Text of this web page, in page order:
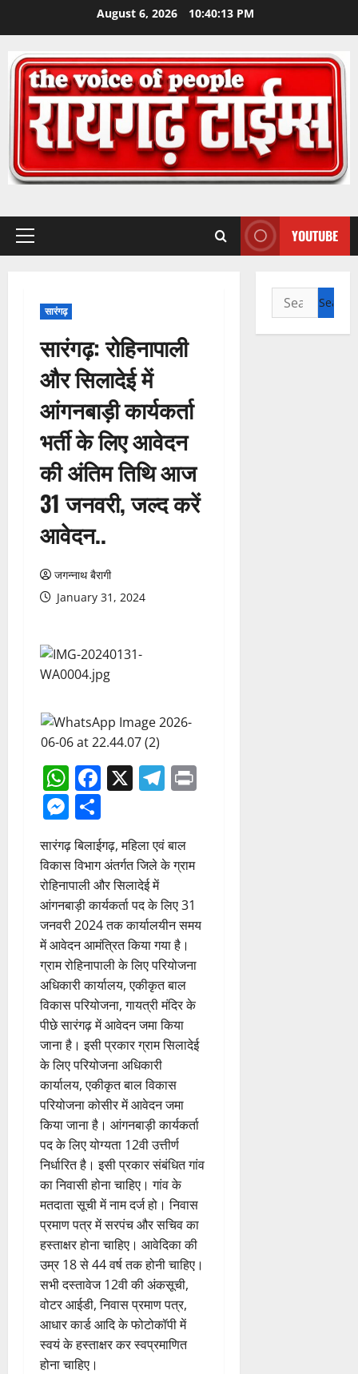
August 6, 2026 10:40:13 PM
Primary
YOUTUBE
सारंगढ़
सारंगढ़: रोहिनापाली
और सिलादेई में
आंगनबाड़ी कार्यकर्ता
भर्ती के लिए आवेदन
की अंतिम तिथि आज
31 जनवरी, जल्द करें
आवेदन..
जगन्नाथ बैरागी
January 31, 2024
WhatsApp
Facebook
X Telegram
Messenger
सारंगढ़ बिलाईगढ़, महिला एवं बाल
विकास विभाग अंतर्गत जिले के ग्राम
रोहिनापाली और सिलादेई में
आंगनबाड़ी कार्यकर्ता पद के लिए 31
जनवरी 2024 तक कार्यालयीन समय
में आवेदन आमंत्रित किया गया है।
ग्राम रोहिनापाली के लिए परियोजना
अधिकारी कार्यालय, एकीकृत बाल
विकास परियोजना, गायत्री मंदिर के
पीछे सारंगढ़ में आवेदन जमा किया
जाना है। इसी प्रकार ग्राम सिलादेई
के लिए परियोजना अधिकारी
कार्यालय, एकीकृत बाल विकास
परियोजना कोसीर में आवेदन जमा
किया जाना है। आंगनबाड़ी कार्यकर्ता
पद के लिए योग्यता 12वी उत्तीर्ण
निर्धारित है। इसी प्रकार संबंधित गांव
का निवासी होना चाहिए। गांव के
मतदाता सूची में नाम दर्ज हो। निवास
प्रमाण पत्र में सरपंच और सचिव का
हस्ताक्षर होना चाहिए। आवेदिका की
उम्र 18 से 44 वर्ष तक होनी चाहिए।
सभी दस्तावेज 12वी की अंकसूची,
वोटर आईडी, निवास प्रमाण पत्र,
आधार कार्ड आदि के फोटोकॉपी में
स्वयं के हस्ताक्षर कर स्वप्रमाणित
होना चाहिए।
Search
for: